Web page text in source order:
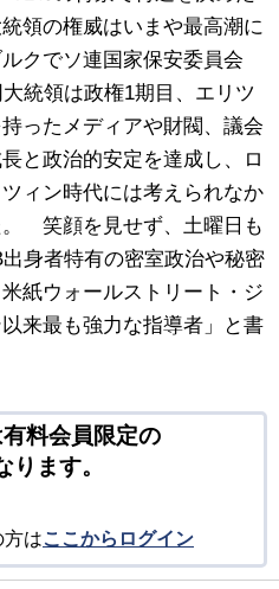
領の権威はいまや最高潮に
クでソ連国家保安委員会
統領は政権1期目、エリツ
ったメディアや財閥、議会
と政治的安定を達成し、ロ
ィン時代には考えられなか
。 笑顔を見せず、土曜日も
身者特有の密室政治や秘密
紙ウォールストリート・ジ
来最も強力な指導者」と書
料会員限定の
ります。
方はここからログイン